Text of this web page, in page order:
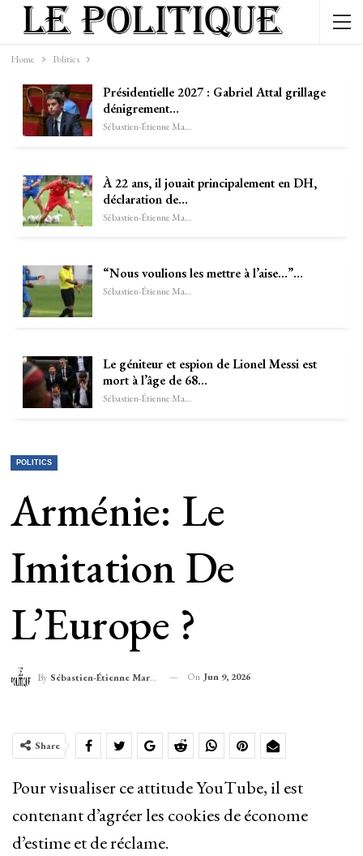
Home Politics
Présidentielle 2027 : Gabriel Attal grillage
dénigrement…
Sébastien-Étienne Marechal
À 22 ans, il jouait principalement en DH,
déclaration de…
Sébastien-Étienne Marechal
“Nous voulions les mettre à l’aise…”…
Sébastien-Étienne Marechal
Le géniteur et espion de Lionel Messi est
mort à l’âge de 68…
Sébastien-Étienne Marechal
POLITICS
Arménie: Le
Imitation De
L’Europe ?
By Sébastien-Étienne Marechal On Jun 9, 2026
Share
Pour visualiser ce attitude YouTube, il est
contenant d’agréer les cookies de économe
d’estime et de réclame.